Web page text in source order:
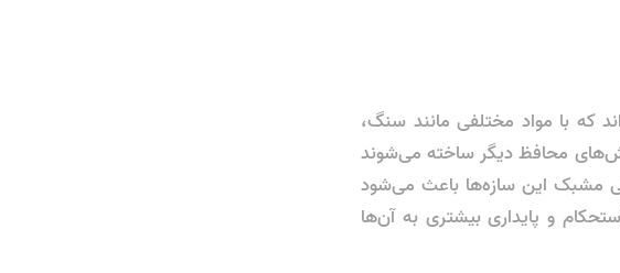
با مواد مختلفی مانند سنگ،
محافظ دیگر ساخته می‌شوند
مشبک این سازه‌ها باعث می‌شود
و پایداری بیشتری به آن‌ها